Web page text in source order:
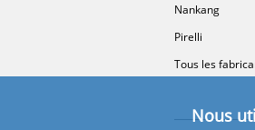
Nankang
Pirelli
Tous les
Nous